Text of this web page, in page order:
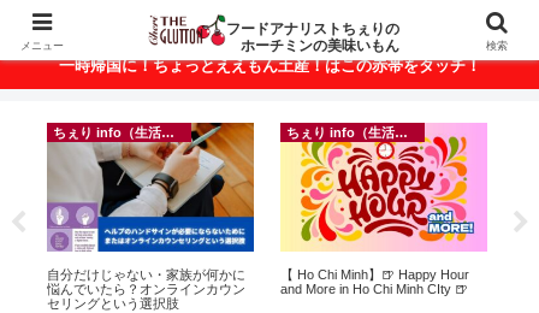
ベトナム・ホーチミンの美味いもんが満載！
一時帰国に！ちょっとええもん土産！はこの赤帯をタッチ！
ちぇり info（生活情報）
自分だけじゃない・家族が何かに
悩んでいたら？オンラインカウン
セリングという選択肢
ちぇり info（生活情報）
【 Ho Chi Minh】🍺 Happy Hour
and More in Ho Chi Minh CIty 🍺
メニュー
フードアナリストちぇりの
ホーチミンの美味いもん
検索